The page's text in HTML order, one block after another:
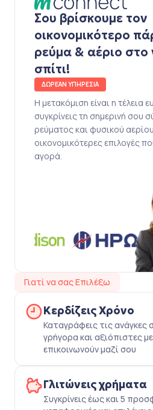
Σου βρίσκουμε τον
οικονομικότερο
ρεύμα & αέριο στο
σπίτι!
ΔΩΡΕΑΝ ΥΠΗΡΕΣΙΑ
Η μετακόμιση είναι η τέλεια
συγκρίνεις τη σημερινή σου
ρεύματος και φυσικού
οικονομικότερες επιλογές
αγορά.
Γιατί να σας Επιλέξω
Κερδίζεις Χρόνο
Καταγράφεις τις ανάγκες
γρήγορα και αξιόπιστες
επικοινωνούν μαζί σου
Γλιτώνεις χρήματα
Συγκρίνεις έως και 5